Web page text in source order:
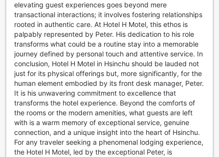
elevating guest experiences goes beyond mere
transactional interactions; it involves fostering relationships
rooted in authentic care. At Hotel H Motel, this ethos is
palpably represented by Peter. His dedication to his role
transforms what could be a routine stay into a memorable
journey defined by personal touch and attentive service. In
conclusion, Hotel H Motel in Hsinchu should be lauded not
just for its physical offerings but, more significantly, for the
human element embodied by its front desk manager, Peter.
It is his unwavering commitment to excellence that
transforms the hotel experience. Beyond the comforts of
the rooms or the modern amenities, what guests are left
with is a warm memory of exceptional service, genuine
connection, and a unique insight into the heart of Hsinchu.
For any traveler seeking a phenomenal lodging experience,
the Hotel H Motel, led by the exceptional Peter, is